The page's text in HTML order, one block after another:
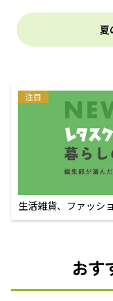
夏
注目
生活雑貨、ファッシ
えるECサイト
おす